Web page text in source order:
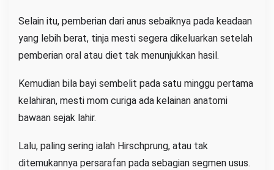
Selain itu, pemberian dari anus sebaiknya pada keadaan
yang lebih berat, tinja mesti segera dikeluarkan setelah
pemberian oral atau diet tak menunjukkan hasil.
Kemudian bila bayi sembelit pada satu minggu pertama
kelahiran, mesti mom curiga ada kelainan anatomi
bawaan sejak lahir.
Lalu, paling sering ialah Hirschprung, atau tak
ditemukannya persarafan pada sebagian segmen usus.